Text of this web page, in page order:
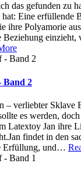
das gefunden zu
hat: Eine erfüllende
ihre Polyamorie
einzieht,
Band 2
– verliebter Sklave
es werden,
Latextoy Jan ihre
findet in den
Erfüllung, und…